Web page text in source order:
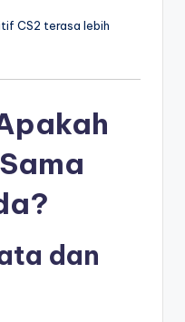
CS2 terasa lebih
dan